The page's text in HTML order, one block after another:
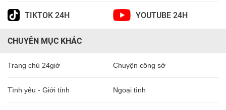
TIKTOK 24H YOUTUBE 24H
CHUYÊN MỤC KHÁC
Trang chủ 24giờ Chuyện công sở
Tình yêu - Giới tính Ngoại tình